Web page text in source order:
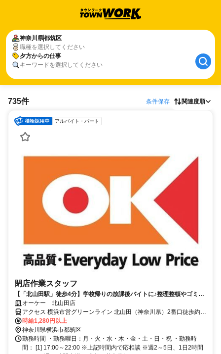
神奈川県都筑区
職種を選択してください
夕方からの仕事
キーワードを選択してください
735件 条件保存 関連度順
アルバイト・パート
閉店作業スタッフ
【「北山田駅」徒歩4分】学校帰りの放課後バイトに♪整理整頓やゴミ出
しなど簡単お掃除♪週2日～OK！
オーケー 北山田店
アクセス 横浜市営グリーンライン 北山田（神奈川県）2番口徒歩約4
分、横浜市営グリーンライン 東山田3番口徒歩約14分、横浜市営ブル
ーライン センター北2番口徒歩約28分 ｸﾞﾘｰﾝﾗｲﾝ 「北山田駅」徒歩約4
分＊自転車通勤OK
時給1,280円以上
神奈川県横浜市都筑区
勤務時間 ・勤務曜日：月・火・水・木・金・土・日・祝 ・勤務時
間： [1] 17:00～22:00 ※上記時間内で応相談 ※週2～5日、1日2時間